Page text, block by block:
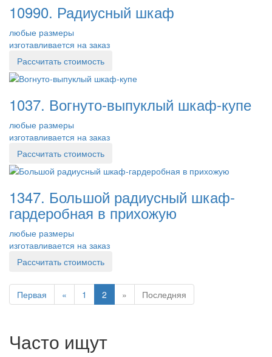
10990. Радиусный шкаф
любые размеры
изготавливается на заказ
Рассчитать стоимость
1037. Вогнуто-выпуклый шкаф-купе
любые размеры
изготавливается на заказ
Рассчитать стоимость
1347. Большой радиусный шкаф-
гардеробная в прихожую
любые размеры
изготавливается на заказ
Рассчитать стоимость
Первая « 1 2 » Последняя
Часто ищут